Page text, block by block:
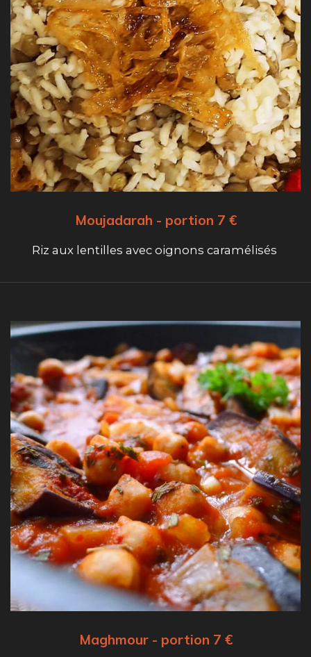
Moujadarah - portion 7 €
Riz aux lentilles avec oignons caramélisés
Maghmour - portion 7 €